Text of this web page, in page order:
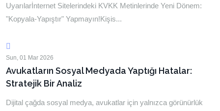
Uyarılarİnternet Sitelerindeki KVKK Metinlerinde Yeni Dönem:
"Kopyala-Yapıştır" Yapmayın!Kişis...
Sun, 01 Mar 2026
Avukatların Sosyal Medyada Yaptığı Hatalar:
Stratejik Bir Analiz
Dijital çağda sosyal medya, avukatlar için yalnızca görünürlük